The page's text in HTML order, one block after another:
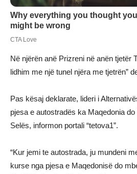
Në njërën anë Prizreni në anën tjetër
lidhim me një tunel njëra me tjetrën”
Pas kësaj deklarate, lideri i
pjesa e autostradës ka Maqedonia
Selës, informon portali “tetova1”.
“Kur jemi te autostrada, ju mundeni
kurse nga pjesa e Maqedonisë do